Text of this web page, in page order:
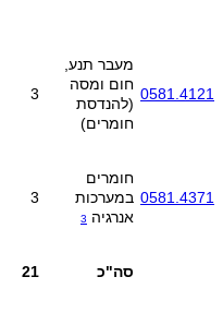
0581.4121
מעבר תנע,
חום ומסה
(להנדסת
חומרים)
3
0581.4371
חומרים
במערכות
אנרגיה 3
3
סה"כ 21